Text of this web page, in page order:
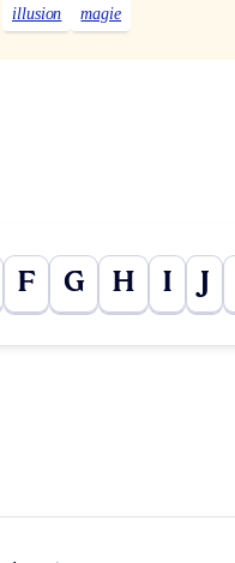
illusion magie
F G H I J